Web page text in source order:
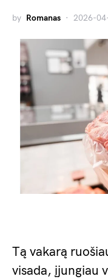
by Romanas 2026-
Tą vakarą
visada, įjungiau